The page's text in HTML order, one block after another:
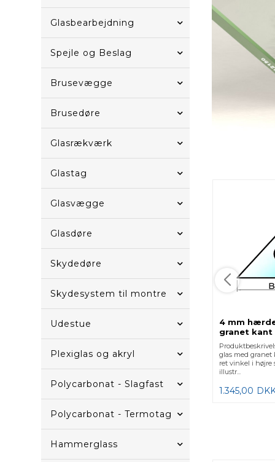
Glasbearbejdning
Spejle og Beslag
Brusevægge
Brusedøre
Glasrækværk
Glastag
Glasvægge
Glasdøre
Skydedøre
Skydesystem til montre
Udestue
Plexiglas og akryl
Polycarbonat - Slagfast
Polycarbonat - Termotag
Hammerglass
4 mm
granet kant
glas med
ret vinkel i højre
illustr...
1.345,00